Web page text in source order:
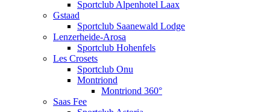
Sportclub Alpenhotel Laax
Gstaad
Sportclub Saanewald Lodge
Lenzerheide-Arosa
Sportclub Hohenfels
Les Crosets
Sportclub Onu
Montriond
Montriond 360°
Saas Fee